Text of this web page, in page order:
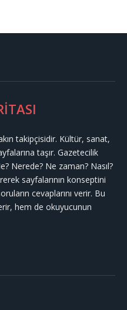
takipçisidir. Kültür, sanat,
taşır. Gazetecilik
Nerede? Ne zaman? Nasıl?
sayfalarının konseptini
cevaplarını verir. Bu
hem de okuyucunun